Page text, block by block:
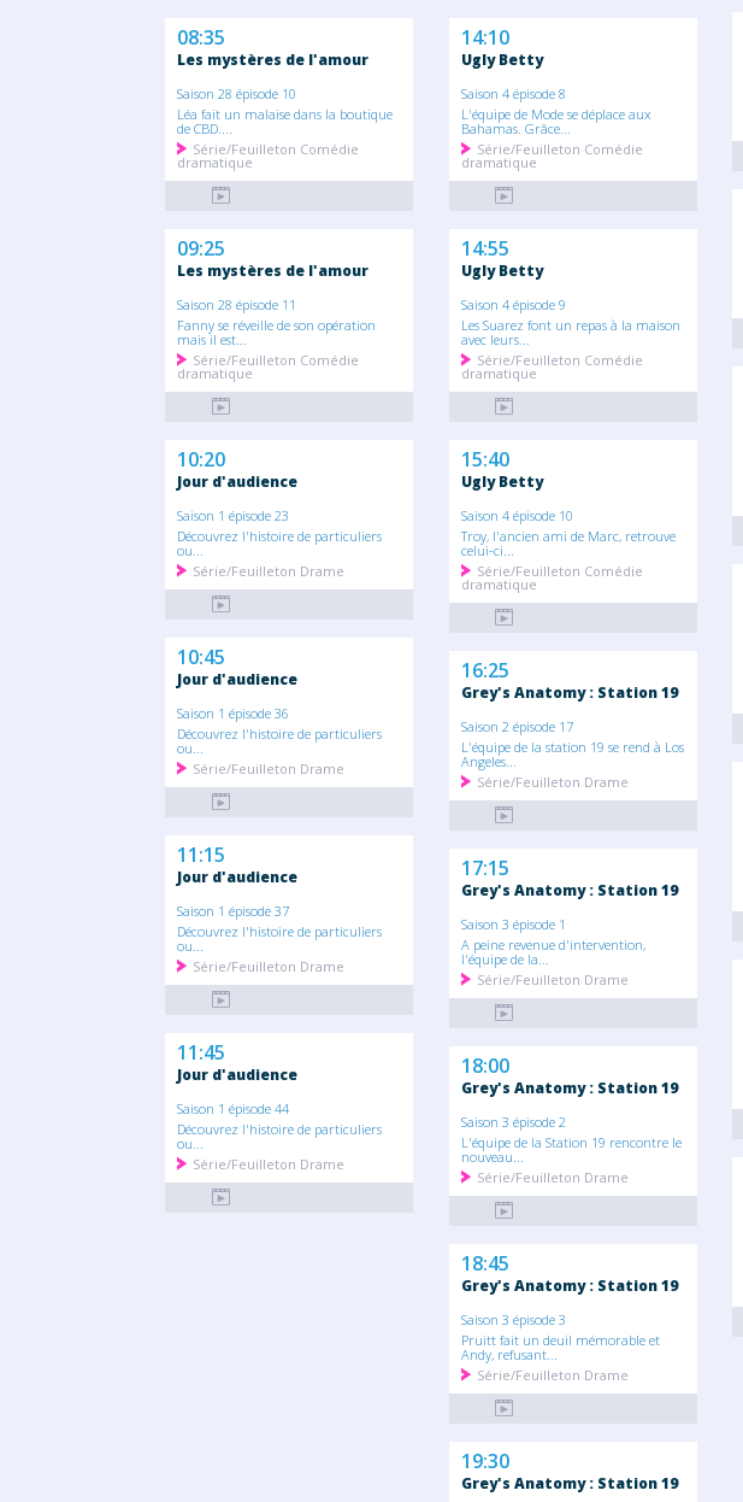
08:35
Les mystères de l'amour
Saison 28 épisode 10
Léa fait un malaise dans la boutique
de CBD....
Série/Feuilleton Comédie
dramatique
09:25
Les mystères de l'amour
Saison 28 épisode 11
Fanny se réveille de son opération
mais il est...
Série/Feuilleton Comédie
dramatique
10:20
Jour d'audience
Saison 1 épisode 23
Découvrez l'histoire de particuliers
ou...
Série/Feuilleton Drame
10:45
Jour d'audience
Saison 1 épisode 36
Découvrez l'histoire de particuliers
ou...
Série/Feuilleton Drame
11:15
Jour d'audience
Saison 1 épisode 37
Découvrez l'histoire de particuliers
ou...
Série/Feuilleton Drame
11:45
Jour d'audience
Saison 1 épisode 44
Découvrez l'histoire de particuliers
ou...
Série/Feuilleton Drame
14:10
Ugly Betty
Saison 4 épisode 8
L'équipe de Mode se déplace aux
Bahamas. Grâce...
Série/Feuilleton Comédie
dramatique
14:55
Ugly Betty
Saison 4 épisode 9
Les Suarez font un repas à la maison
avec leurs...
Série/Feuilleton Comédie
dramatique
15:40
Ugly Betty
Saison 4 épisode 10
Troy, l'ancien ami de Marc, retrouve
celui-ci...
Série/Feuilleton Comédie
dramatique
16:25
Grey's Anatomy : Station 19
Saison 2 épisode 17
L'équipe de la station 19 se rend à Los
Angeles...
Série/Feuilleton Drame
17:15
Grey's Anatomy : Station 19
Saison 3 épisode 1
A peine revenue d'intervention,
l'équipe de la...
Série/Feuilleton Drame
18:00
Grey's Anatomy : Station 19
Saison 3 épisode 2
L'équipe de la Station 19 rencontre le
nouveau...
Série/Feuilleton Drame
18:45
Grey's Anatomy : Station 19
Saison 3 épisode 3
Pruitt fait un deuil mémorable et
Andy, refusant...
Série/Feuilleton Drame
19:30
Grey's Anatomy : Station 19